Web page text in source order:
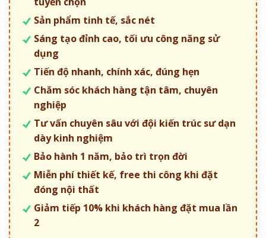
Sản phẩm tinh tế, sắc nét
Sáng tạo đỉnh cao, tối ưu công năng sử
dụng
Tiến độ nhanh, chính xác, đúng hẹn
Chăm sóc khách hàng tận tâm, chuyên
nghiệp
Tư vấn chuyên sâu với đội kiến trúc sư dạn
dày kinh nghiệm
Bảo hành 1 năm, bảo trì trọn đời
Miễn phí thiết kế, free thi công khi đặt
đóng nội thất
Giảm tiếp 10% khi khách hàng đặt mua lần
2